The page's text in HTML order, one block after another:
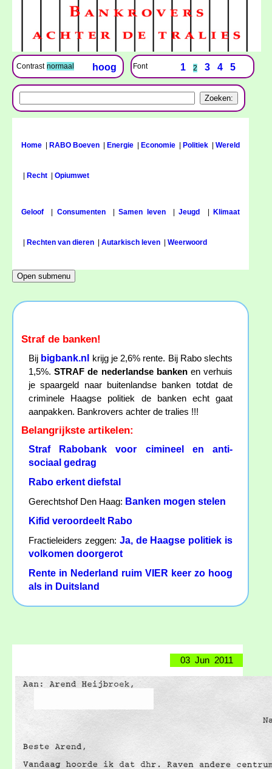
Contrast normaal hoog Font 1 2 3 4 5
Home RABO Boeven Energie Economie Politiek Wereld
Recht Opiumwet
Geloof Consumenten|Samen leven|Jeugd Klimaat
Rechten van dieren Autarkisch leven Weerwoord
Straf de banken!
Bij bigbank.nl
krijg je 2,6% rente. Bij Rabo slechts
1,5%.STRAF de nederlandse bankenen verhuis
je spaargeld naar buitenlandse banken totdat de
criminele Haagse politiek de banken echt gaat
aanpakken. Bankrovers achter de tralies !!!
Belangrijkste artikelen:
Straf Rabobank voor cimineel en anti-
sociaal gedrag
Rabo erkent diefstal
Gerechtshof Den Haag: Banken mogen stelen
Kifid veroordeelt Rabo
Fractieleiders zeggen: Ja, de Haagse politiek is
volkomen doorgerot
Rente in Nederland ruim VIER keer zo hoog
als in Duitsland
03 Jun 2011